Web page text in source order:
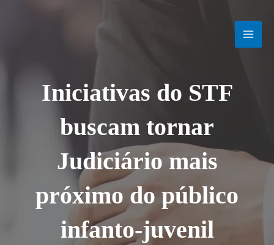
Iniciativas do STF
buscam tornar
Judiciário mais
próximo do público
infanto-juvenil